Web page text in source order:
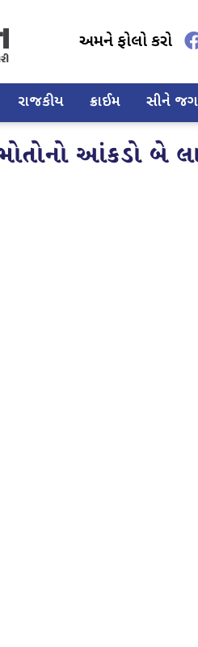
અમને ફોલો કરો
રાજકીય ક્રાઈમ સીને
મોતોનો આંકડો બે